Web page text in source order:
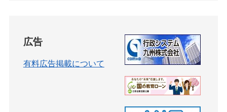
広告
有料広告掲載について